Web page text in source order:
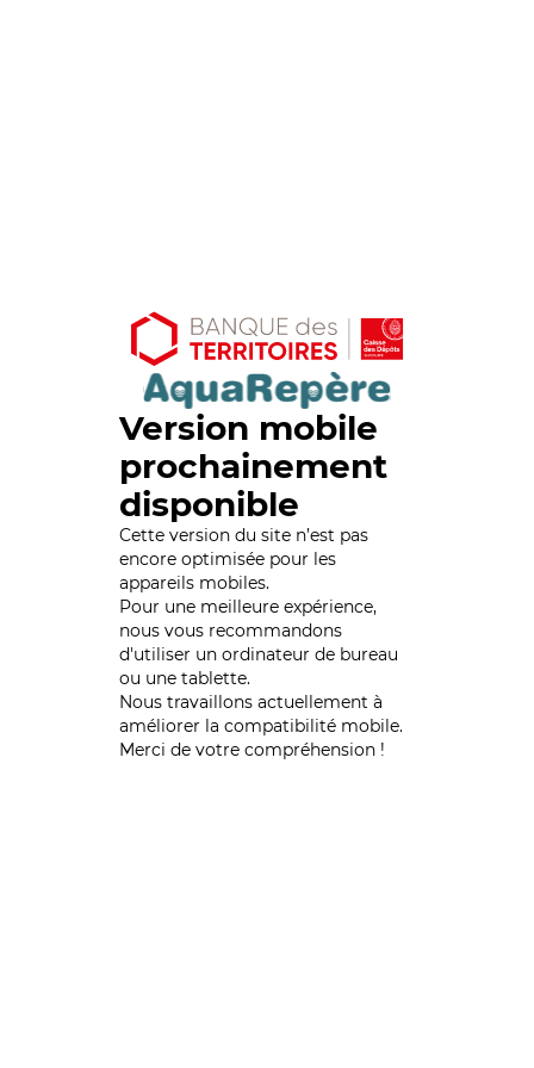
Version mobile
prochainement
disponible
Cette version du site n’est pas
encore optimisée pour les
appareils mobiles.
Pour une meilleure expérience,
nous vous recommandons
d'utiliser un ordinateur de bureau
ou une tablette.
Nous travaillons actuellement à
améliorer la compatibilité mobile.
Merci de votre compréhension !